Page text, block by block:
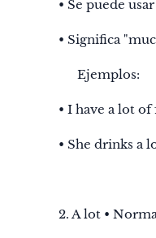
• Se puede
• Significa
✅ Ejemplos:
• I have a lot
• She drinks a
2. A lot •